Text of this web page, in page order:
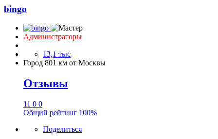
bingo
Администраторы
13,1 тыс
Город 801 км от Москвы
Отзывы
11 0 0
Общий рейтинг 100%
Поделиться